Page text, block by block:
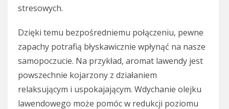
stresowych.
Dzięki temu bezpośredniemu połączeniu, pewne
zapachy potrafią błyskawicznie wpłynąć na nasze
samopoczucie. Na przykład, aromat lawendy jest
powszechnie kojarzony z działaniem
relaksującym i uspokajającym. Wdychanie olejku
lawendowego może pomóc w redukcji poziomu